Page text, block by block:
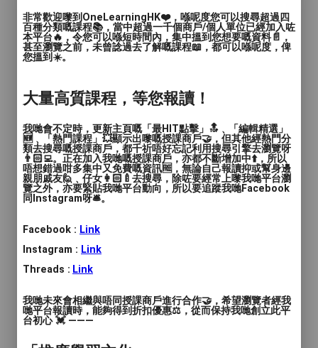
商戶標誌
年齡範圍: 兒童(15歲或以下), 青年(15-24歲), 成人
(24-65歲)
語言: 廣東話, 普通話, 英文
人數: 1對1
教學模式
價錢: $350起
非常歡迎嚟到OneLearningHK❤️，喺呢度您可以搜尋超過四
百種分類嘅課程📚，當中超過一千個商戶/個人單位已經加入咗
本平台🔥，令您可以喺短時間內，集中搵到您想要嘅資料📄，
甚至瀏覽之前，未曾諗過去了解嘅課程📖，都可以喺呢度，俾
您搵到☀️。
大量高質課程，等您報讀！
我哋會不定時，更新主頁嘅「最HIT點擊」🔝﹑「編輯精選」
🆕﹑「熱門課程」💥顯示出嚟嘅授課商戶🤝，但其他經熱門分
類去搜尋嘅授課商戶，都千祈唔好忘記利用搜尋引擎去瀏覽呀
👨🏻‍💻。正在加入我哋嘅授課商戶，亦都不斷增加中⬆️，所以
唔想錯過咁多集中又免費嘅資訊🆓，無論自己報讀抑或幫身邊
親朋戚友🙋﹑仔女👩🏻‍🍼去搜尋，除咗要經常上嚟我哋平台瀏
覽之外，亦要緊貼我哋平台動向，所以要追蹤我哋Facebook
同Instagram呀🛎️。
Facebook : Link
Instagram : Link
Threads : Link
我哋未來會相繼與唔同授課商戶進行合作🤝，希望瀏覽者經我
哋平台報讀時，能夠得到折扣優惠⚖️，從而保持我哋創立此平
台初心 💓 ———